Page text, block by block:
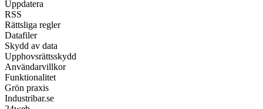
Uppdatera
RSS
Rättsliga regler
Datafiler
Skydd av data
Upphovsrättsskydd
Användarvillkor
Funktionalitet
Grön praxis
Industribar.se